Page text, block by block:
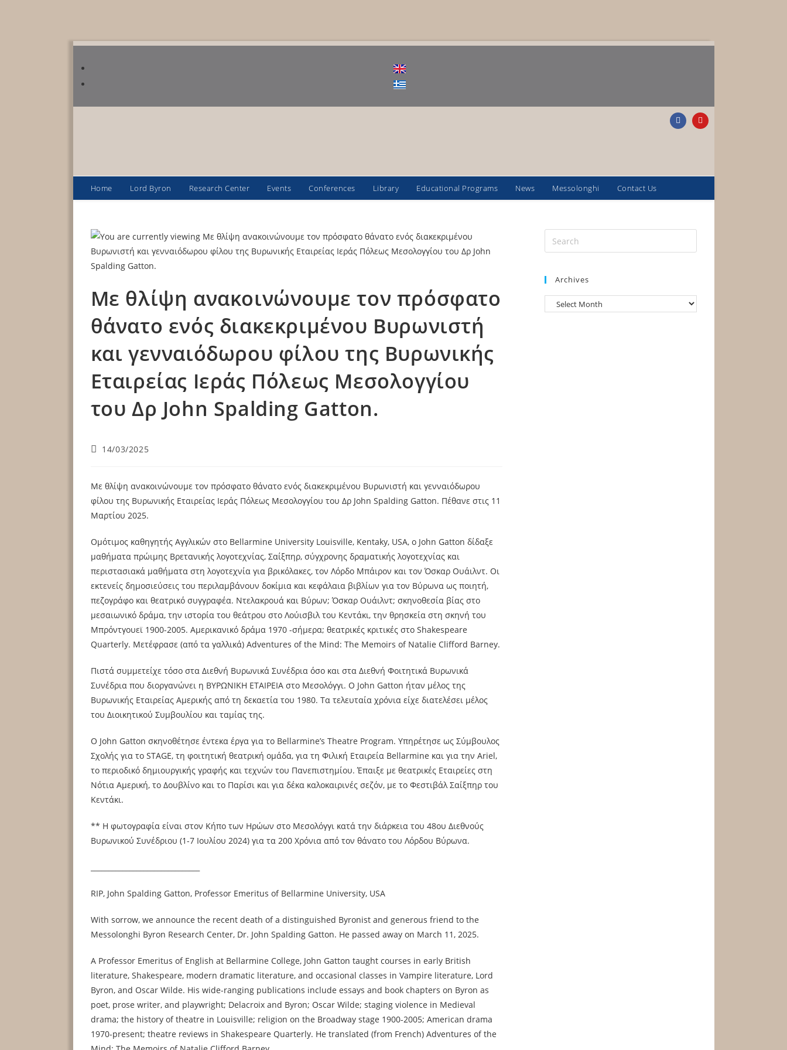
Home Lord Byron Research Center Events Conferences Library Educational Programs News Messolonghi Contact Us
Με θλίψη ανακοινώνουμε τον πρόσφατο
θάνατο ενός διακεκριμένου Βυρωνιστή
και γενναιόδωρου φίλου της Βυρωνικής
Εταιρείας Ιεράς Πόλεως Μεσολογγίου
του Δρ John Spalding Gatton.
14/03/2025
Με θλίψη ανακοινώνουμε τον πρόσφατο θάνατο ενός διακεκριμένου Βυρωνιστή και γενναιόδωρου
φίλου της Βυρωνικής Εταιρείας Ιεράς Πόλεως Μεσολογγίου του Δρ John Spalding Gatton. Πέθανε στις 11
Μαρτίου 2025.
Ομότιμος καθηγητής Αγγλικών στο Bellarmine University Louisville, Kentaky, USA, ο John Gatton δίδαξε
μαθήματα πρώιμης Βρετανικής λογοτεχνίας, Σαίξπηρ, σύγχρονης δραματικής λογοτεχνίας και
περιστασιακά μαθήματα στη λογοτεχνία για βρικόλακες, τον Λόρδο Μπάιρον και τον Όσκαρ Ουάιλντ. Οι
εκτενείς δημοσιεύσεις του περιλαμβάνουν δοκίμια και κεφάλαια βιβλίων για τον Βύρωνα ως ποιητή,
πεζογράφο και θεατρικό συγγραφέα. Ντελακρουά και Βύρων; Όσκαρ Ουάιλντ; σκηνοθεσία βίας στο
μεσαιωνικό δράμα, την ιστορία του θεάτρου στο Λούισβιλ του Κεντάκι, την θρησκεία στη σκηνή του
Μπρόντγουεϊ 1900-2005. Αμερικανικό δράμα 1970 -σήμερα; θεατρικές κριτικές στο Shakespeare
Quarterly. Μετέφρασε (από τα γαλλικά) Adventures of the Mind: The Memoirs of Natalie Clifford Barney.
Πιστά συμμετείχε τόσο στα Διεθνή Βυρωνικά Συνέδρια όσο και στα Διεθνή Φοιτητικά Βυρωνικά
Συνέδρια που διοργανώνει η ΒΥΡΩΝΙΚΗ ΕΤΑΙΡΕΙΑ στο Μεσολόγγι. Ο John Gatton ήταν μέλος της
Βυρωνικής Εταιρείας Αμερικής από τη δεκαετία του 1980. Τα τελευταία χρόνια είχε διατελέσει μέλος
του Διοικητικού Συμβουλίου και ταμίας της.
Ο John Gatton σκηνοθέτησε έντεκα έργα για το Bellarmine’s Theatre Program. Υπηρέτησε ως Σύμβουλος
Σχολής για το STAGE, τη φοιτητική θεατρική ομάδα, για τη Φιλική Εταιρεία Bellarmine και για την Ariel,
το περιοδικό δημιουργικής γραφής και τεχνών του Πανεπιστημίου. Έπαιξε με θεατρικές Εταιρείες στη
Νότια Αμερική, το Δουβλίνο και το Παρίσι και για δέκα καλοκαιρινές σεζόν, με το Φεστιβάλ Σαίξπηρ του
Κεντάκι.
** Η φωτογραφία είναι στον Κήπο των Ηρώων στο Μεσολόγγι κατά την διάρκεια του 48ου Διεθνούς
Βυρωνικού Συνέδριου (1-7 Ιουλίου 2024) για τα 200 Χρόνια από τον θάνατο του Λόρδου Βύρωνα.
RIP, John Spalding Gatton, Professor Emeritus of Bellarmine University, USA
With sorrow, we announce the recent death of a distinguished Byronist and generous friend to the
Messolonghi Byron Research Center, Dr. John Spalding Gatton. He passed away on March 11, 2025.
A Professor Emeritus of English at Bellarmine College, John Gatton taught courses in early British
literature, Shakespeare, modern dramatic literature, and occasional classes in Vampire literature, Lord
Byron, and Oscar Wilde. His wide-ranging publications include essays and book chapters on Byron as
poet, prose writer, and playwright; Delacroix and Byron; Oscar Wilde; staging violence in Medieval
drama; the history of theatre in Louisville; religion on the Broadway stage 1900-2005; American drama
1970-present; theatre reviews in Shakespeare Quarterly. He translated (from French) Adventures of the
Archives